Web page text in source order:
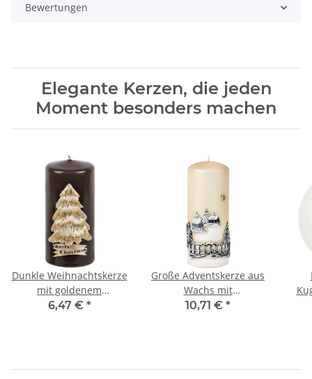
Bewertungen
Elegante Kerzen, die jeden
Moment besonders machen
Dunkle Weihnachtskerze
mit goldenem
Weihnachtsbaum aus
6,47 € *
Große Adventskerze aus
Wachs mit
Weihnachtsmotiv aus
10,71 € *